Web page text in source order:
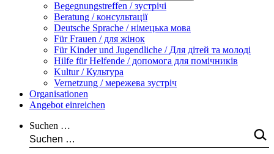
Begegnungstreffen / зустрічі
Beratung / консультації
Deutsche Sprache / німецька мова
Für Frauen / для жінок
Für Kinder und Jugendliche / Для дітей та молоді
Hilfe für Helfende / допомога для помічників
Kultur / Культура
Vernetzung / мережева зустріч
Organisationen
Angebot einreichen
Suchen …